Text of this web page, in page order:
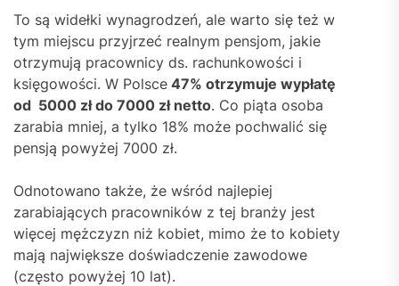
To są widełki wynagrodzeń, ale warto się też w
tym miejscu przyjrzeć realnym pensjom, jakie
otrzymują pracownicy ds. rachunkowości i
księgowości. W Polsce 47% otrzymuje wypłatę
od 5000 zł do 7000 zł netto. Co piąta osoba
zarabia mniej, a tylko 18% może pochwalić się
pensją powyżej 7000 zł.
Odnotowano także, że wśród najlepiej
zarabiających pracowników z tej branży jest
więcej mężczyzn niż kobiet, mimo że to kobiety
mają największe doświadczenie zawodowe
(często powyżej 10 lat).